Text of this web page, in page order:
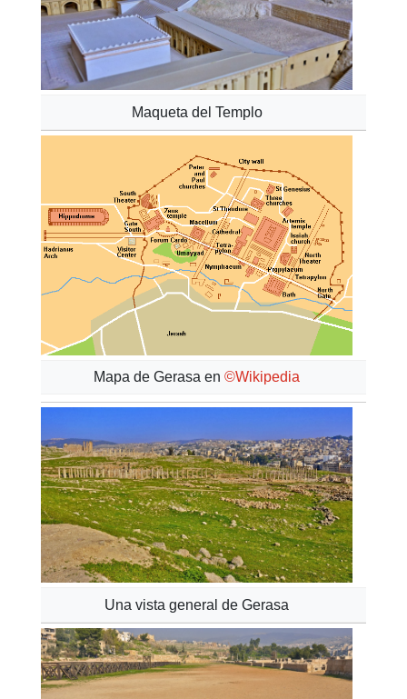
Maqueta del Templo
Mapa de Gerasa en ©Wikipedia
Una vista general de Gerasa